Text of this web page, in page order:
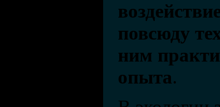
повсюду
ним
опыта.